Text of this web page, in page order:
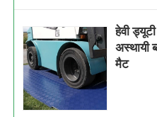
हेवी
अस्थायी
मैट